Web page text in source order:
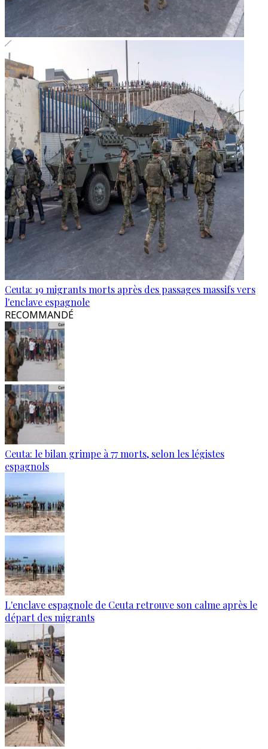
Ceuta: 19 migrants morts après des passages massifs vers
l'enclave espagnole
RECOMMANDÉ
Ceuta: le bilan grimpe à 77 morts, selon les légistes
espagnols
L'enclave espagnole de Ceuta retrouve son calme après le
départ des migrants